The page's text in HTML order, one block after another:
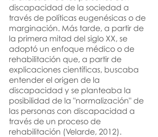
discapacidad de la sociedad a
través de políticas eugenésicas o de
marginación. Más tarde, a partir de
la primera mitad del siglo XX, se
adoptó un enfoque médico o de
rehabilitación que, a partir de
explicaciones científicas, buscaba
entender el origen de la
discapacidad y se planteaba la
posibilidad de la "normalización" de
las personas con discapacidad a
través de un proceso de
rehabilitación (Velarde, 2012).